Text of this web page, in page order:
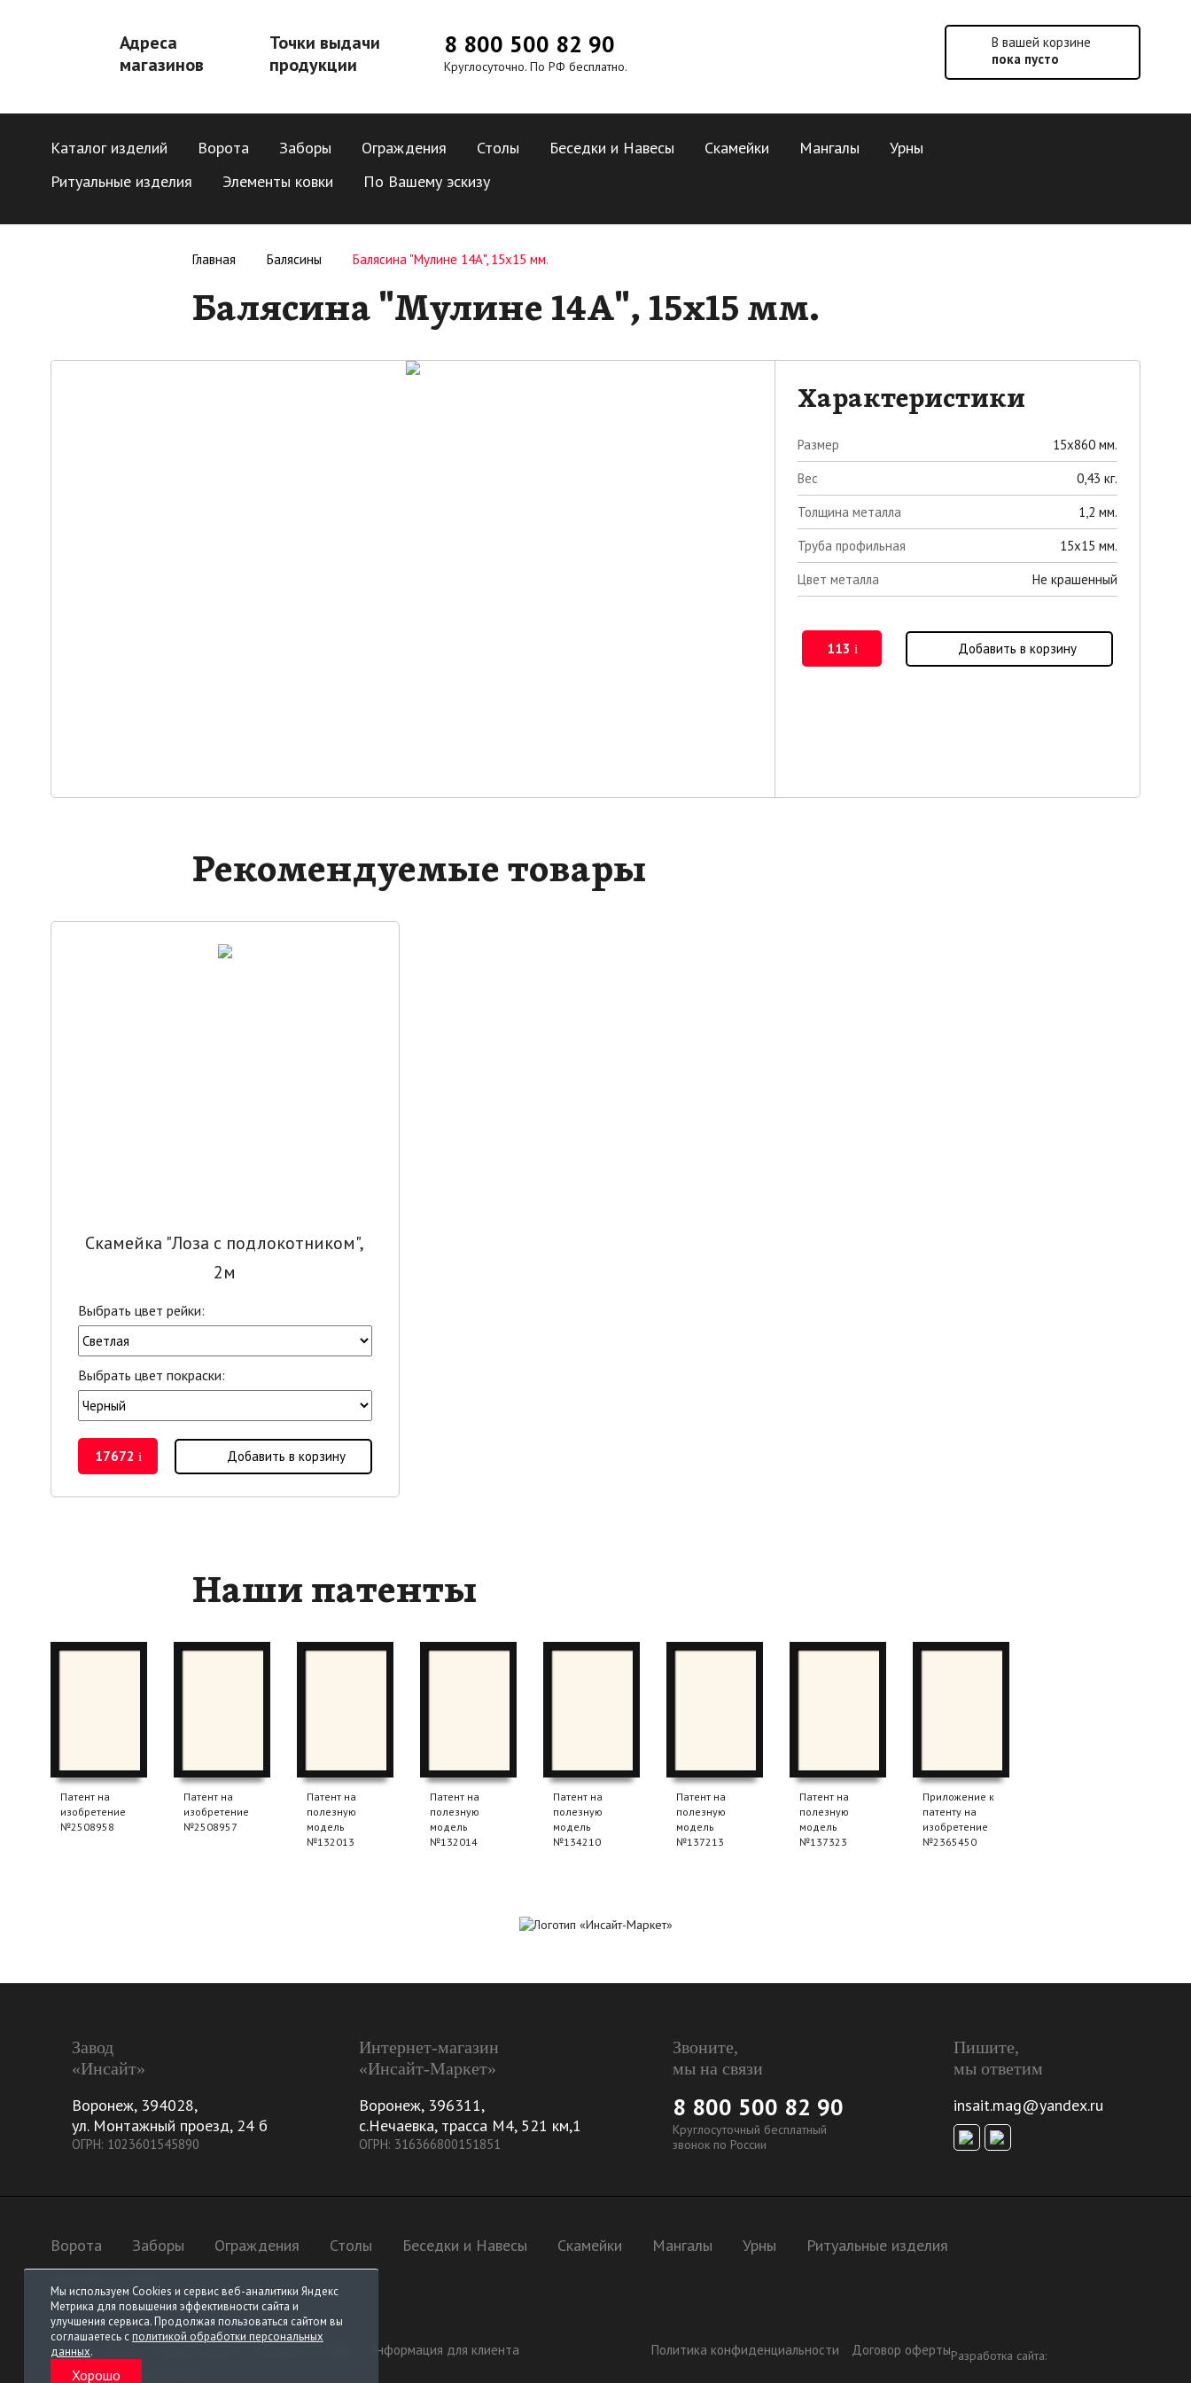
В вашей корзине
пока пусто
Адреса
магазинов
Точки выдачи
продукции
8 800 500 82 90
Круглосуточно. По РФ бесплатно.
Каталог изделий Ворота Заборы Ограждения Столы Беседки и Навесы Скамейки Мангалы
Урны
Ритуальные изделия
Элементы ковки По Вашему эскизу
Главная Балясины Балясина "Мулине 14А", 15х15 мм.
Балясина "Мулине 14А", 15х15 мм.
Характеристики
Размер
15х860 мм.
Вес
0,43 кг.
Толщина металла
1,2 мм.
Труба профильная
15х15 мм.
Цвет металла
Не крашенный
113 i Добавить в корзину
Рекомендуемые товары
Скамейка "Лоза с подлокотником",
2м
Выбрать цвет рейки:
Выбрать цвет покраски:
17672 i Добавить в корзину
Наши патенты
Патент на
изобретение
№2508958
Патент на
изобретение
№2508957
Патент на
полезную
модель
№132013
Патент на
полезную
модель
№132014
Патент на
полезную
модель
№134210
Патент на
полезную
модель
№137213
Патент на
полезную
модель
№137323
Приложение к
патенту на
изобретение
№2365450
Завод
«Инсайт»
Воронеж, 394028,
ул. Монтажный проезд, 24 б
ОГРН: 1023601545890
Интернет-магазин
«Инсайт-Маркет»
Воронеж, 396311,
с.Нечаевка, трасса М4, 521 км,1
ОГРН: 316366800151851
Звоните,
мы на связи
8 800 500 82 90
Круглосуточный бесплатный
звонок по России
Пишите,
мы ответим
insait.mag@yandex.ru
Ворота Заборы Ограждения Столы Беседки и Навесы Скамейки Мангалы Урны
Ритуальные изделия
Разработка сайта:
Политика конфиденциальности Договор оферты
Условия заказа
Информация для клиента
Контактная информация
Мы используем Cookies и сервис веб-аналитики Яндекс
Метрика для повышения эффективности сайта и
улучшения сервиса. Продолжая пользоваться сайтом вы
соглашаетесь сполитикой обработки персональных
данных.
Хорошо